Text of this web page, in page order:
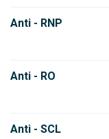
Anti - RNP
Anti - RO
Anti - SCL